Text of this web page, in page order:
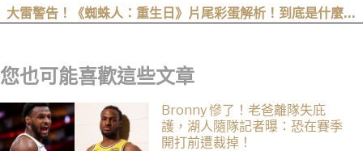
《Swords & Slippers》Steam 頁面公開
大雷警告！《蜘蛛人：重生日》片尾彩蛋解析！到底是什麼意
您也可能喜歡這些文章
Bronny 慘了！老爸離隊失庇
護，湖人隨隊記者曝：恐在賽季
開打前遭裁掉！